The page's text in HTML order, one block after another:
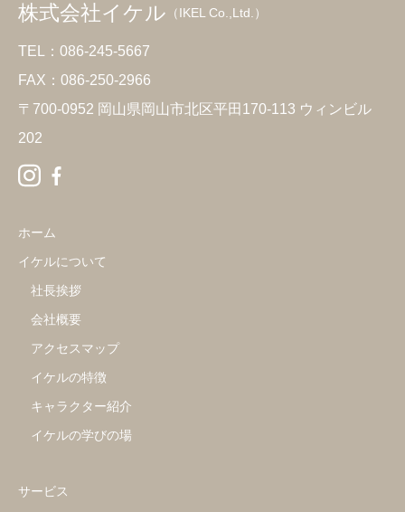
株式会社イケル （IKEL Co.,Ltd.）
TEL：086-245-5667
FAX：086-250-2966
〒700-0952 岡山県岡山市北区平田170-113 ウィンビル
202
ホーム
イケルについて
社長挨拶
会社概要
アクセスマップ
イケルの特徴
キャラクター紹介
イケルの学びの場
サービス